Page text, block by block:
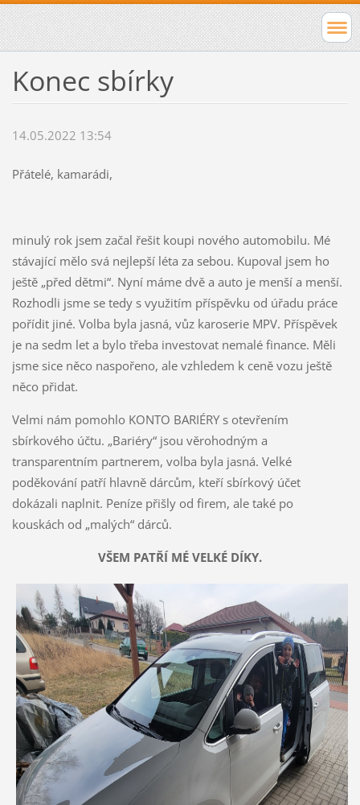
Konec sbírky
14.05.2022 13:54
Přátelé, kamarádi,
minulý rok jsem začal řešit koupi nového automobilu. Mé
stávající mělo svá nejlepší léta za sebou. Kupoval jsem ho
ještě „před dětmi“. Nyní máme dvě a auto je menší a menší.
Rozhodli jsme se tedy s využitím příspěvku od úřadu práce
pořídit jiné. Volba byla jasná, vůz karoserie MPV. Příspěvek
je na sedm let a bylo třeba investovat nemalé finance. Měli
jsme sice něco naspořeno, ale vzhledem k ceně vozu ještě
něco přidat.
Velmi nám pomohlo KONTO BARIÉRY s otevřením
sbírkového účtu. „Bariéry“ jsou věrohodným a
transparentním partnerem, volba byla jasná. Velké
poděkování patří hlavně dárcům, kteří sbírkový účet
dokázali naplnit. Peníze přišly od firem, ale také po
kouskách od „malých“ dárců.
VŠEM PATŘÍ MÉ VELKÉ DÍKY.